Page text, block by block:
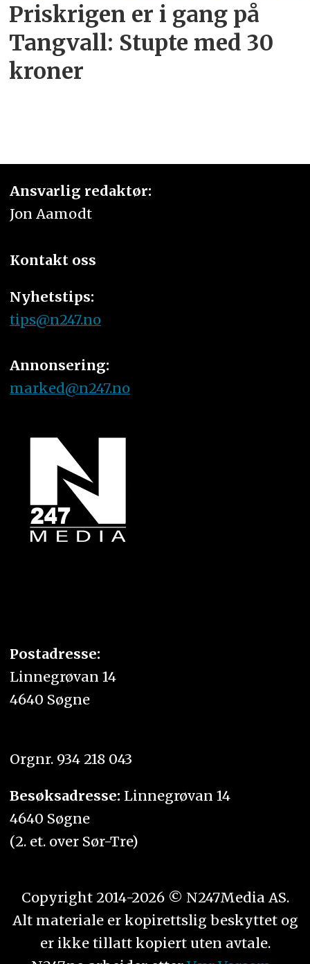
Priskrigen er i gang på
Tangvall: Stupte med 30
kroner
Ansvarlig redaktør:
Jon Aamodt
Kontakt oss
Nyhetstips:
tips@n247.no
Annonsering:
marked@n247.no
Postadresse:
Linnegrøvan 14
4640 Søgne
Orgnr. 934 218 043
Besøksadresse: Linnegrøvan 14
4640 Søgne
(2. et. over Sør-Tre)
Copyright 2014-2026 © N247Media AS.
Alt materiale er kopirettslig beskyttet og
er ikke tillatt kopiert uten avtale.